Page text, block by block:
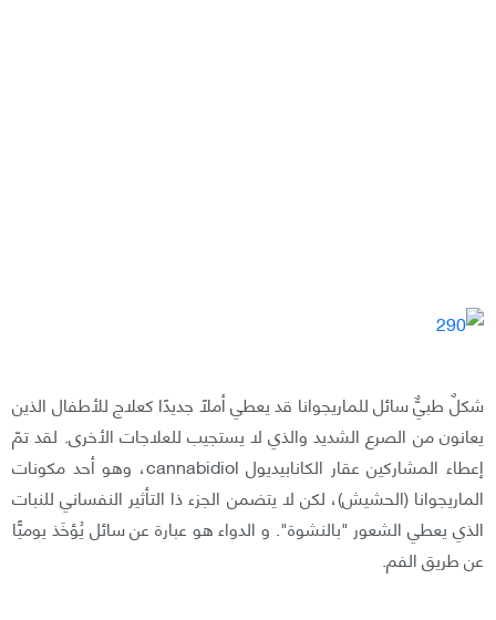
شكلٌ طبيٌّ سائل للماريجوانا قد يعطي أملاً جديدًا كعلاج للأطفال الذين
يعانون من الصرع الشديد والذي لا يستجيب للعلاجات الأخرى. لقد تمّ
إعطاء المشاركين عقار الكانابيديول cannabidiol، وهو أحد مكونات
الماريجوانا (الحشيش)، لكن لا يتضمن الجزء ذا التأثير النفساني للنبات
الذي يعطي الشعور "بالنشوة". و الدواء هو عبارة عن سائل يُؤخَذ يوميًّا
عن طريق الفم.